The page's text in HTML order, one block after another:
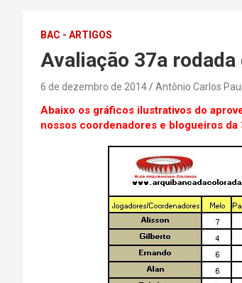
BAC - ARTIGOS
Avaliação 37a
6 de dezembro de 2014 Antônio Carlos
Abaixo os gráficos ilustrativos do
nossos coordenadores e blogueiros da